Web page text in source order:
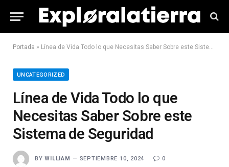
Portada » Línea de Vida Todo lo que Necesitas Saber Sobre este Sistema de Seguridad
UNCATEGORIZED
Línea de Vida Todo lo que
Necesitas Saber Sobre este
Sistema de Seguridad
BY WILLIAM SEPTIEMBRE 10, 2024 0